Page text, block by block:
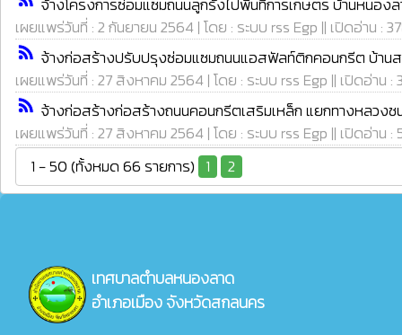
เผยแพร่วันที่ : 2 กันยายน 2564 | โดย : ระบบ rss Egp || เปิดอ่าน :
rss_feed จ้างก่อสร้างปรับปรุงซ่อมแซมถนนแอสฟัลท์ติกคอนกรีต บ้านส
เผยแพร่วันที่ : 27 สิงหาคม 2564 | โดย : ระบบ rss Egp || เปิดอ่าน :
rss_feed จ้างก่อสร้างก่อสร้างถนนคอนกรีตเสริมเหล็ก แยกทางหลวง
เผยแพร่วันที่ : 27 สิงหาคม 2564 | โดย : ระบบ rss Egp || เปิดอ่าน :
1 - 50 (ทั้งหมด 66 รายการ) 1 2
เทศบาลตำบลหนองลาด
อำเภอเมือง จังหวัดสกลนคร